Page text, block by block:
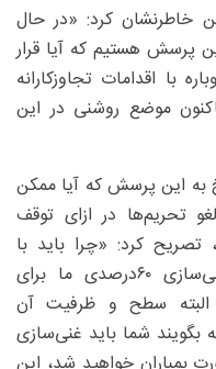
خاطرنشان کرد: «در حال
پرسش هستیم که آیا قرار
با اقدامات تجاوزکارانه
موضع روشنی در این
به این پرسش که آیا ممکن
تحریم‌ها در ازای توقف
کرد: «چرا باید با
چنین پیشنهادی موافقت کنیم؟ غنی‌سازی ۶۰‌درصدی ما برای
البته سطح و ظرفیت آن
بگویند شما باید غنی‌سازی